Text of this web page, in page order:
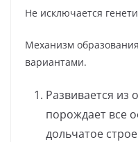
Не исключается
Механизм
вариантами.
Развивается из
порождает все
дольчатое